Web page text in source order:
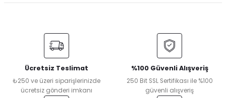
Ücretsiz Teslimat
₺250 ve üzeri siparişlerinizde
ücretsiz gönderi imkanı
%100 Güvenli Alışveriş
250 Bit SSL Sertifikası ile %100
güvenli alışveriş